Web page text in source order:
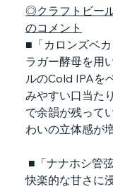
◎クラフトビー
のコメント
■「カロンズベ
ラガー酵母を用
ルのCold IPAを
みやすい口当た
で余韻が残って
わいの立体感が
■「ナナホシ管
快楽的な甘さに